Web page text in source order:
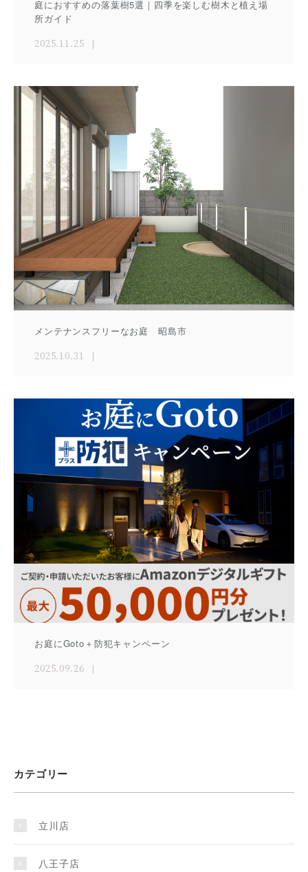
庭におすすめの落葉樹5選｜四季を楽しむ樹木と植え場
所ガイド
2025.11.25
メンテナンスフリーなお庭 昭島市
2025.10.31
お庭にGoto＋防犯キャンペーン
2025.09.26
カテゴリー
立川店
八王子店